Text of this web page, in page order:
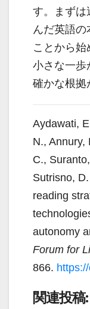
す。まずは
んだ英語
ことから始
小さな一歩
確かな根拠
Aydawati,
N., Annury,
C.,
Sutrisno,
reading
autonomy
Forum for
866.
関連投稿: